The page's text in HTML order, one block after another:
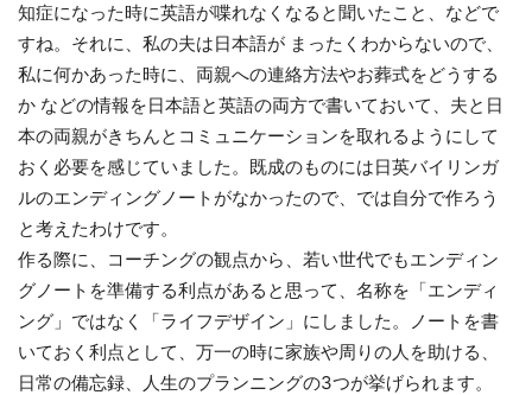
知症になった時に英語が喋れなくなると聞いたこと、などで
すね。それに、私の夫は日本語が まったくわからないので、
私に何かあった時に、両親への連絡方法やお葬式をどうする
か などの情報を日本語と英語の両方で書いておいて、夫と日
本の両親がきちんとコミュニケーションを取れるようにして
おく必要を感じていました。既成のものには日英バイリンガ
ルのエンディングノートがなかったので、では自分で作ろう
と考えたわけです。
作る際に、コーチングの観点から、若い世代でもエンディン
グノートを準備する利点があると思って、名称を「エンディ
ング」ではなく「ライフデザイン」にしました。ノートを書
いておく利点として、万一の時に家族や周りの人を助ける、
日常の備忘録、人生のプランニングの3つが挙げられます。